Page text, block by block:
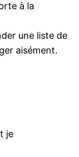
à la
une liste de
aisément.
je